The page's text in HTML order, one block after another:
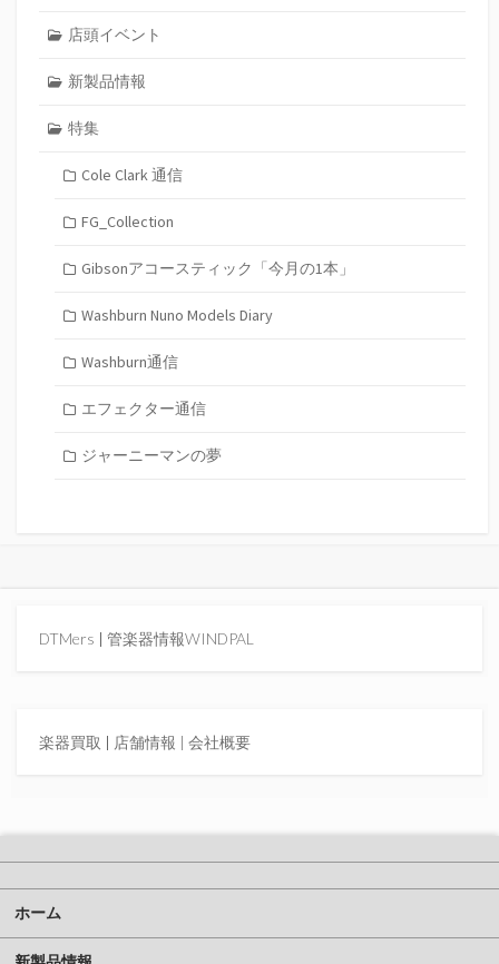
店頭イベント
新製品情報
特集
Cole Clark 通信
FG_Collection
Gibsonアコースティック「今月の1本」
Washburn Nuno Models Diary
Washburn通信
エフェクター通信
ジャーニーマンの夢
DTMers | 管楽器情報WINDPAL
楽器買取 | 店舗情報 | 会社概要
ホーム